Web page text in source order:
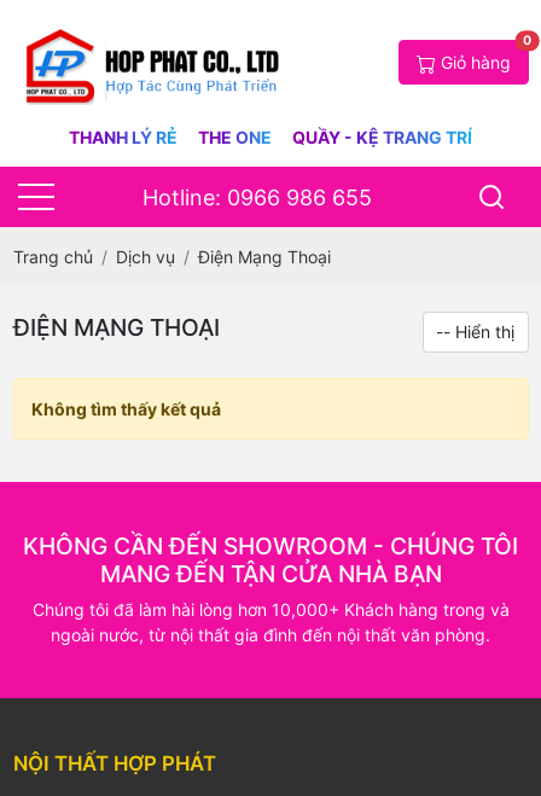
Giỏ hàng
0
THANH LÝ RẺ THE ONE QUẦY - KỆ TRANG TRÍ
Hotline: 0966 986 655
Trang chủ Dịch vụ Điện Mạng Thoại
ĐIỆN MẠNG THOẠI
Không tìm thấy kết quả
KHÔNG CẦN ĐẾN SHOWROOM - CHÚNG TÔI
MANG ĐẾN TẬN CỬA NHÀ BẠN
Chúng tôi đã làm hài lòng hơn 10,000+ Khách hàng trong và
ngoài nước, từ nội thất gia đình đến nội thất văn phòng.
NỘI THẤT HỢP PHÁT